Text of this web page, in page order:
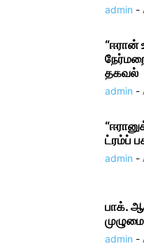
admin -
“ஈரான்
தகவல்
admin -
ட்ரம்ப்
admin -
பாக்.
admin -